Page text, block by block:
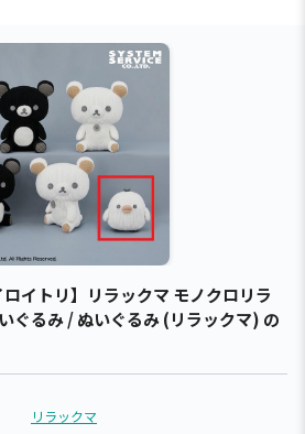
ロイトリ】リラックマ モノクロリラ
ぐるみ / ぬいぐるみ (リラックマ) の
リラックマ